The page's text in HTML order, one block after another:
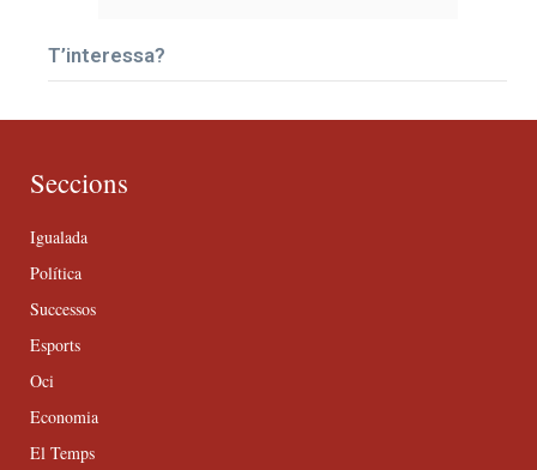
T’interessa?
Seccions
Igualada
Política
Successos
Esports
Oci
Economia
El Temps